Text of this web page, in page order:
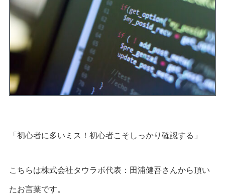
「初心者に多いミス！初心者こそしっかり確認する」
こちらは株式会社タウラボ代表：田浦健吾さんから頂い
たお言葉です。